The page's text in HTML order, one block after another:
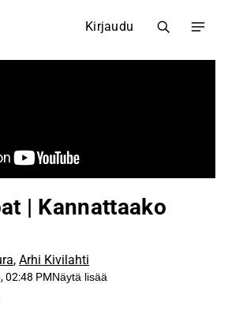
Kirjaudu
| Kannattaako
, Arhi Kivilahti
02:48 PMNäytä lisää